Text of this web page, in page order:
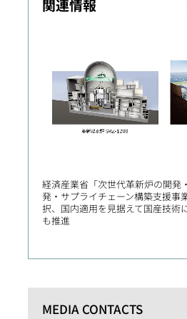
関連情報
経済産業省「次世代革新炉の開発
発・サプライチェーン構築支援事
択、国内適用を見据えて国産技術
も推進
MEDIA CONTACTS